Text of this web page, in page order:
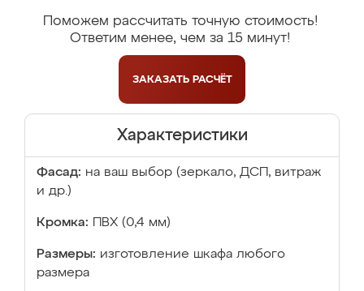
Поможем рассчитать точную стоимость!
Ответим менее, чем за 15 минут!
ЗАКАЗАТЬ РАСЧЁТ
Характеристики
Фасад: на ваш выбор (зеркало, ДСП, витраж
и др.)
Кромка: ПВХ (0,4 мм)
Размеры: изготовление шкафа любого
размера